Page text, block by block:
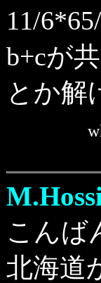
11/
b+cが
とか解
こんば
北海道